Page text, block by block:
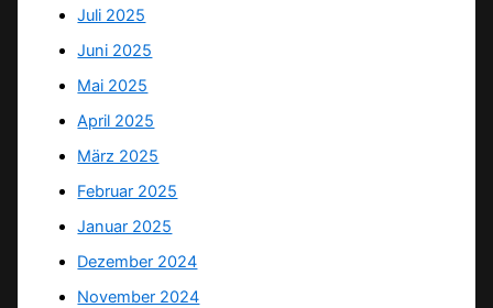
Juli 2025
Juni 2025
Mai 2025
April 2025
März 2025
Februar 2025
Januar 2025
Dezember 2024
November 2024